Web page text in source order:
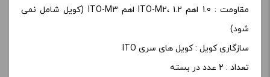
مقاومت : 1.0 اهم ITO-M2، 1.2 اهم ITO-M3 (کویل شامل نمی
شود)
سازگاری کویل : کویل های سری ITO
تعداد : 2 عدد در بسته